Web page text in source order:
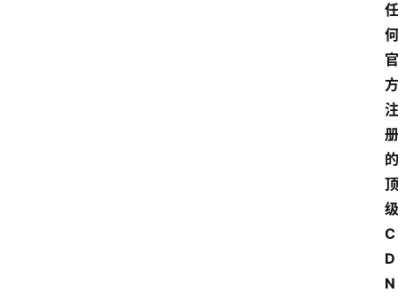
任
何
官
方
注
册
的
顶
级
C
D
N